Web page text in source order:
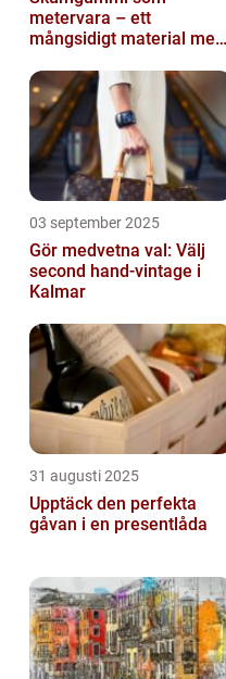
metervara – ett
mångsidigt material med
användningsområden
03 september 2025
Gör medvetna val: Välj
second hand-vintage i
Kalmar
31 augusti 2025
Upptäck den perfekta
gåvan i en presentlåda